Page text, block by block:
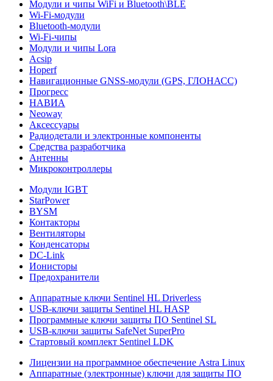
Модули и чипы WiFi и Bluetooth\BLE
Wi-Fi-модули
Bluetooth-модули
Wi-Fi-чипы
Модули и чипы Lora
Acsip
Hoperf
Навигационные GNSS-модули (GPS, ГЛОНАСС)
Прогресс
НАВИА
Neoway
Аксессуары
Радиодетали и электронные компоненты
Средства разработчика
Антенны
Микроконтроллеры
Модули IGBT
StarPower
BYSM
Контакторы
Вентиляторы
Конденсаторы
DC-Link
Ионисторы
Предохранители
Аппаратные ключи Sentinel HL Driverless
USB-ключи защиты Sentinel HL HASP
Программные ключи защиты ПО Sentinel SL
USB-ключи защиты SafeNet SuperPro
Стартовый комплект Sentinel LDK
Лицензии на программное обеспечение Astra Linux
Аппаратные (электронные) ключи для защиты ПО